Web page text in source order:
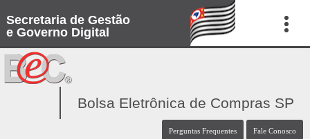
Secretaria de Gestão
e Governo Digital
Bolsa Eletrônica de Compras SP
Perguntas Frequentes Fale Conosco